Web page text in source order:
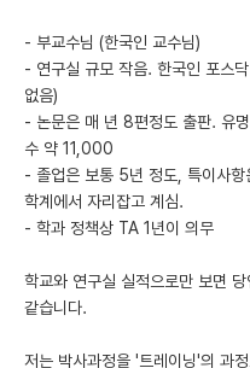
- 부교수님 (한국인 교수님)
- 연구실 규모 작음. 한국인 포스
없음)
- 논문은 매 년 8편정도 출판. 유
수 약 11,000
- 졸업은 보통 5년 정도, 특이사
학계에서 자리잡고 계심.
- 학과 정책상 TA 1년이 의무
학교와 연구실 실적으로만 보면
같습니다.
저는 박사과정을 '트레이닝'의 과